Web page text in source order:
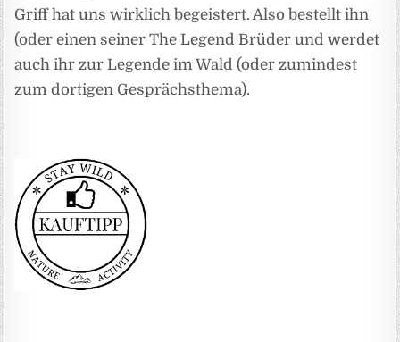
Griff hat uns wirklich begeistert. Also bestellt ihn
(oder einen seiner The Legend Brüder und werdet
auch ihr zur Legende im Wald (oder zumindest
zum dortigen Gesprächsthema).